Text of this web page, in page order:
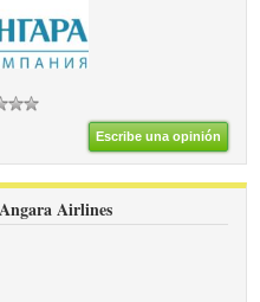
Escribe una opinión
Airlines